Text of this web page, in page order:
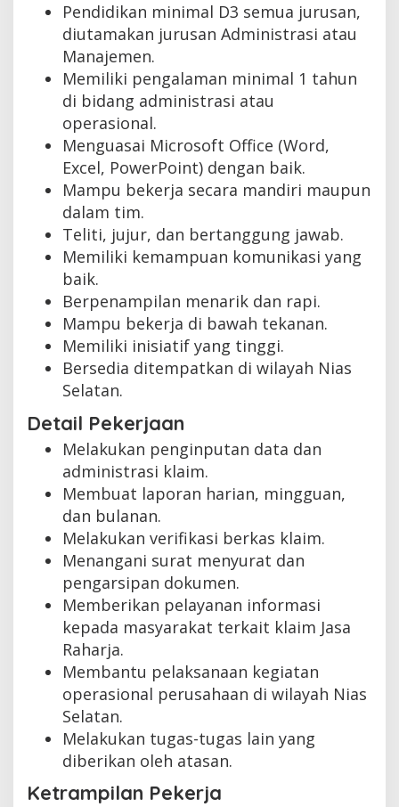
Pendidikan minimal D3 semua jurusan,
diutamakan jurusan Administrasi atau
Manajemen.
Memiliki pengalaman minimal 1 tahun
di bidang administrasi atau
operasional.
Menguasai Microsoft Office (Word,
Excel, PowerPoint) dengan baik.
Mampu bekerja secara mandiri maupun
dalam tim.
Teliti, jujur, dan bertanggung jawab.
Memiliki kemampuan komunikasi yang
baik.
Berpenampilan menarik dan rapi.
Mampu bekerja di bawah tekanan.
Memiliki inisiatif yang tinggi.
Bersedia ditempatkan di wilayah Nias
Selatan.
Detail Pekerjaan
Melakukan penginputan data dan
administrasi klaim.
Membuat laporan harian, mingguan,
dan bulanan.
Melakukan verifikasi berkas klaim.
Menangani surat menyurat dan
pengarsipan dokumen.
Memberikan pelayanan informasi
kepada masyarakat terkait klaim Jasa
Raharja.
Membantu pelaksanaan kegiatan
operasional perusahaan di wilayah Nias
Selatan.
Melakukan tugas-tugas lain yang
diberikan oleh atasan.
Ketrampilan Pekerja